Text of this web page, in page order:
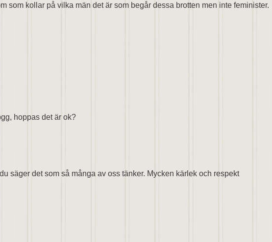
som kollar på vilka män det är som begår dessa brotten men inte feminister.
hoppas det är ok?
säger det som så många av oss tänker. Mycken kärlek och respekt